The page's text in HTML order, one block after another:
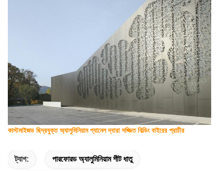
কাস্টমাইজড ছিদ্রযুক্ত অ্যালুমিনিয়াম প্যানেল দ্বারা সজ্জিত বিল্ডিং বাইরের প্রাচীর
ট্যাগ: পারফোরড অ্যালুমিনিয়াম শীট ধাতু